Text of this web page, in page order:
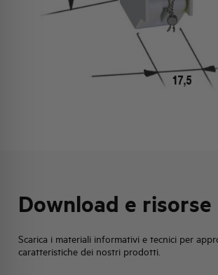
Download e risorse
Scarica i materiali informativi e tecnici per
caratteristiche dei nostri prodotti.